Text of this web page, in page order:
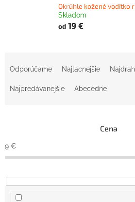
Okrúhle kožené vodítko
Skladom
od 19 €
r
o
u
k
Odporúčame Najlacnejšie
Najpredávanejšie Abecedne
Cena
9 €